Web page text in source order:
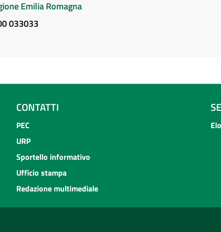
Emilia Romagna
033033
CONTATTI
PEC
URP
Sportello informativo
Ufficio stampa
Redazione multimediale